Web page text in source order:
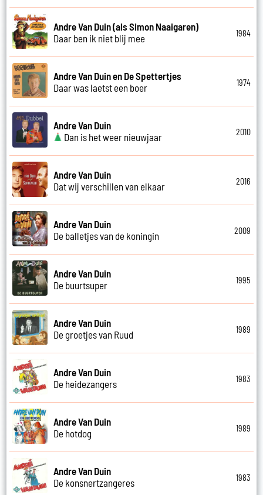
Andre Van Duin (als Simon Naaigaren)
Daar ben ik niet blij mee
1984
Andre Van Duin en De Spettertjes
Daar was laetst een boer
1974
Andre Van Duin
Dan is het weer nieuwjaar
2010
Andre Van Duin
Dat wij verschillen van elkaar
2016
Andre Van Duin
De balletjes van de koningin
2009
Andre Van Duin
De buurtsuper
1995
Andre Van Duin
De groetjes van Ruud
1989
Andre Van Duin
De heidezangers
1983
Andre Van Duin
De hotdog
1989
Andre Van Duin
De konsnertzangeres
1983